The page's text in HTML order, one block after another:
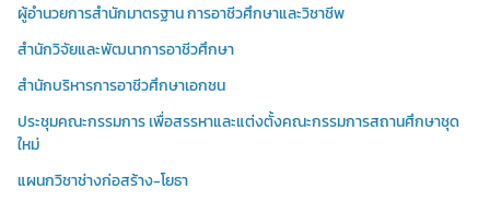
ผู้อำนวยการสำนักมาตรฐาน การอาชีวศึกษาและวิชาชีพ
สำนักวิจัยและพัฒนาการอาชีวศึกษา
สำนักบริหารการอาชีวศึกษาเอกชน
ประชุมคณะกรรมการ เพื่อสรรหาและแต่งตั้งคณะกรรมการสถานศึกษาชุด
ใหม่
แผนกวิชาช่างก่อสร้าง-โยธา